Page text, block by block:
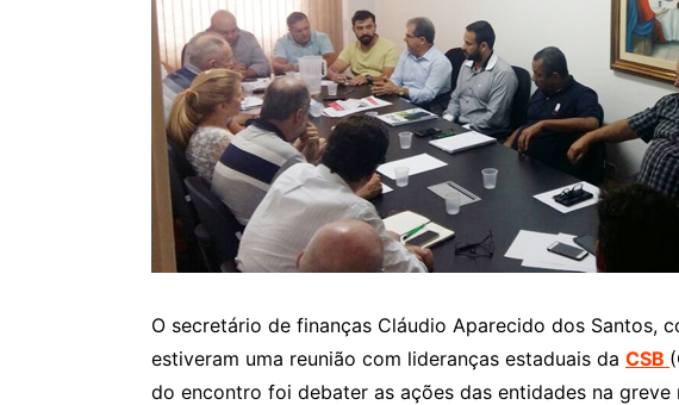
O secretário de finanças Cláudio Aparecido dos Santos,
estiveram uma reunião com lideranças estaduais da CSB
do encontro foi debater as ações das entidades na